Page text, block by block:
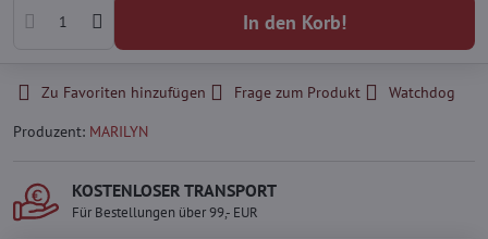
In den Korb!
Zu Favoriten hinzufügen Frage zum Produkt
Watchdog
Produzent: MARILYN
KOSTENLOSER TRANSPORT
Für Bestellungen über 99,- EUR